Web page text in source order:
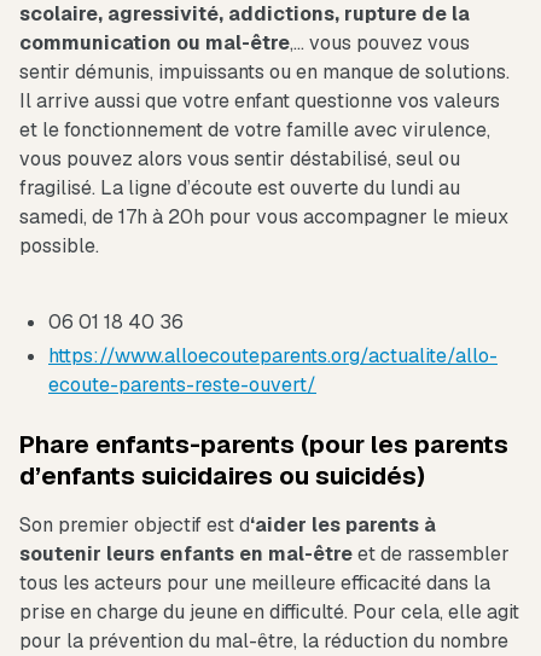
scolaire, agressivité, addictions, rupture de la
communication ou mal-être,… vous pouvez vous
sentir démunis, impuissants ou en manque de solutions.
Il arrive aussi que votre enfant questionne vos valeurs
et le fonctionnement de votre famille avec virulence,
vous pouvez alors vous sentir déstabilisé, seul ou
fragilisé. La ligne d’écoute est ouverte du lundi au
samedi, de 17h à 20h pour vous accompagner le mieux
possible.
06 01 18 40 36
https://www.alloecouteparents.org/actualite/allo-
ecoute-parents-reste-ouvert/
Phare enfants-parents (pour les parents
d’enfants suicidaires ou suicidés)
Son premier objectif est d‘aider les parents à
soutenir leurs enfants en mal-êtreet de rassembler
tous les acteurs pour une meilleure efficacité dans la
prise en charge du jeune en difficulté. Pour cela, elle agit
pour la prévention du mal-être, la réduction du nombre